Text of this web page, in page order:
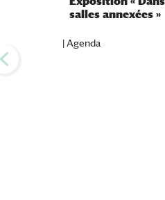
salles annexées »
| Agenda